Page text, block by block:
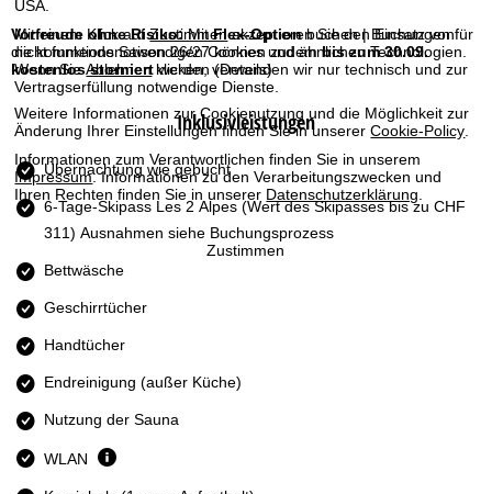
USA.
Mit einem Klick aufZustimmenakzeptieren Sie den Einsatz von
nicht funktionsnotwendigen Cookies und ähnlichen Technologien.
Wenn SieAblehnenklicken, verwenden wir nur technisch und zur
Vertragserfüllung notwendige Dienste.
Weitere Informationen zur Cookienutzung und die Möglichkeit zur
Änderung Ihrer Einstellungen finden Sie in unsererCookie-Policy
Informationen zum Verantwortlichen finden Sie in unserem
Impressum. Informationen zu den Verarbeitungszwecken und
Ihren Rechten finden Sie in unserer Datenschutzerklärung
Zustimmen
e
i
t
e
Vorfreude ohne Risiko:MitFlex-Optionbuchen | Buchungen für
die kommende Saison 26/27 können zudembis zum 30.09.
kostenlos storniertwerden(Details)
Inklusivleistungen
Übernachtung wie gebucht
6-Tage-Skipass Les 2 Alpes
311) Ausnahmen siehe Buchungsprozess
Bettwäsche
Geschirrtücher
Handtücher
Endreinigung (außer Küche)
Nutzung der Sauna
WLAN